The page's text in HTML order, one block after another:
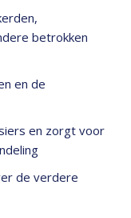
betrokken
en de
en zorgt voor
de verdere